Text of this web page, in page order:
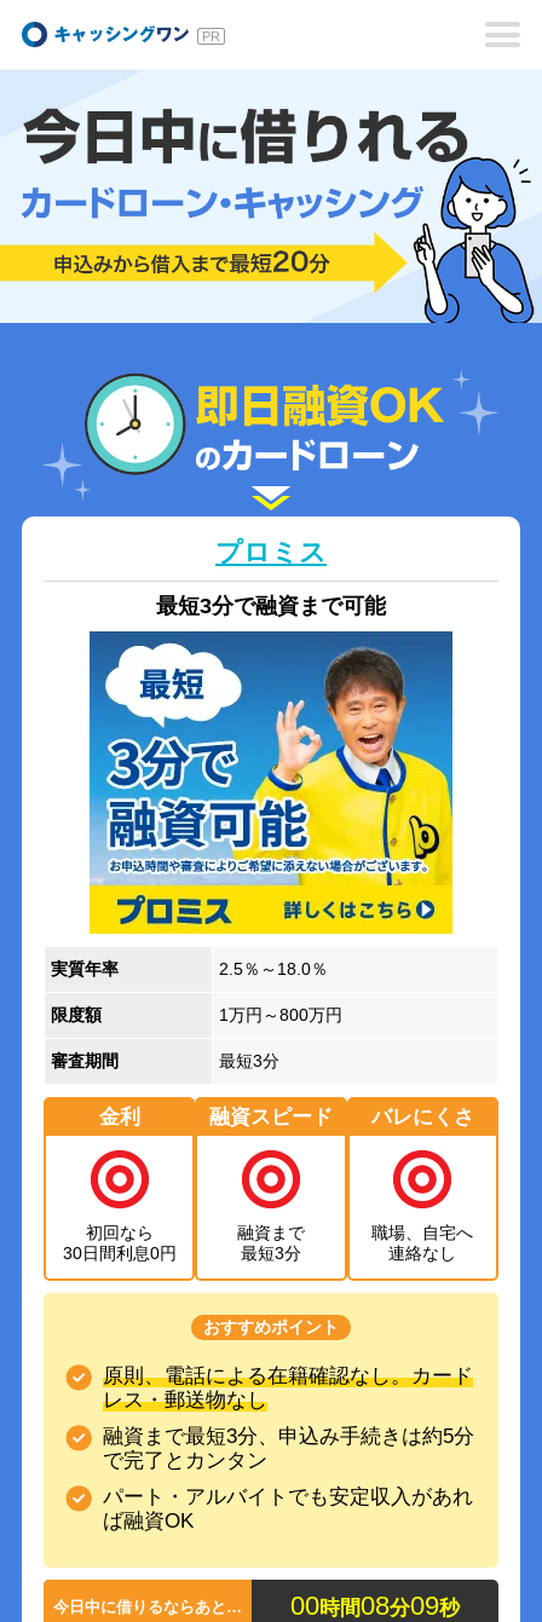
キャッシングワン
プロミス
最短3分で融資まで可能
実質年率 2.5％～18.0％
限度額 1万円～800万円
審査期間 最短3分
金利
初回なら
30日間利息0円
融資スピード
融資まで
最短3分
バレにくさ
職場、自宅へ
連絡なし
おすすめポイント
原則、電話による在籍確認なし。カード
レス・郵送物なし
融資まで最短3分、申込み手続きは約5分
で完了とカンタン
パート・アルバイトでも安定収入があれ
ば融資OK
今日中に借りるならあと… 00時間08分08秒